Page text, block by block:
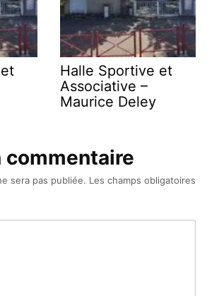
Halle Sportive et
Associative –
Maurice Deley
commentaire
sera pas publiée. Les champs obligatoires